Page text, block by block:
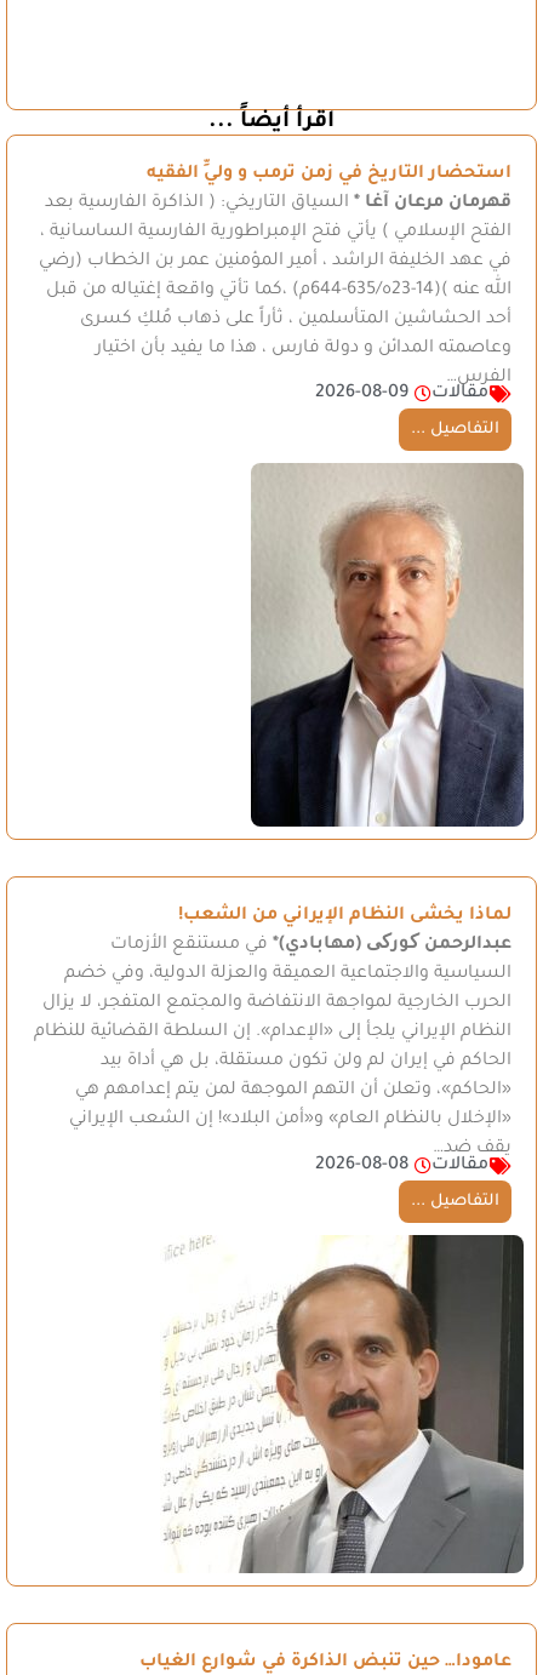
اقرأ أيضاً ...
استحضار التاريخ في زمن ترمب و وليِّ الفقيه
قهرمان مرعان آغا * السياق التاريخي: ( الذاكرة الفارسية بعد
الفتح الإسلامي ) يأتي فتح الإمبراطورية الفارسية الساسانية ،
في عهد الخليفة الراشد ، أمير المؤمنين عمر بن الخطاب (رضي
الله عنه )(14-23ه/635-644م) ،كما تأتي واقعة إغتياله من قبل
أحد الحشاشين المتأسلمين ، ثأراً على ذهاب مُلكِ كسرى
وعاصمته المدائن و دولة فارس ، هذا ما يفيد بأن اختيار
الفرس…
مقالات
2026-08-09
التفاصيل ...
لماذا يخشى النظام الإيراني من الشعب!
عبدالرحمن کورکی (مهابادي)* في مستنقع الأزمات
السياسية والاجتماعية العميقة والعزلة الدولية، وفي خضم
الحرب الخارجية لمواجهة الانتفاضة والمجتمع المتفجر، لا يزال
النظام الإيراني يلجأ إلى «الإعدام». إن السلطة القضائية للنظام
الحاكم في إيران لم ولن تكون مستقلة، بل هي أداة بيد
«الحاكم»، وتعلن أن التهم الموجهة لمن يتم إعدامهم هي
«الإخلال بالنظام العام» و«أمن البلاد»! إن الشعب الإيراني
يقف ضد…
مقالات
2026-08-08
التفاصيل ...
عامودا… حين تنبض الذاكرة في شوارع الغياب